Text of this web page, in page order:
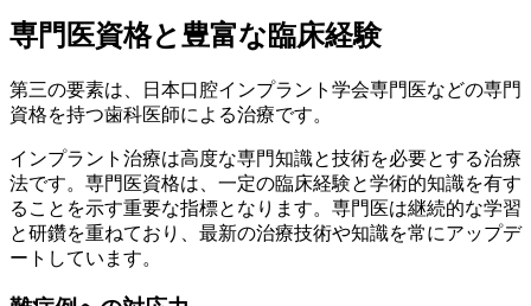
専門医資格と豊富な臨床経験
第三の要素は、日本口腔インプラント学会専門医などの専門
資格を持つ歯科医師による治療です。
インプラント治療は高度な専門知識と技術を必要とする治療
法です。専門医資格は、一定の臨床経験と学術的知識を有す
ることを示す重要な指標となります。専門医は継続的な学習
と研鑽を重ねており、最新の治療技術や知識を常にアップデ
ートしています。